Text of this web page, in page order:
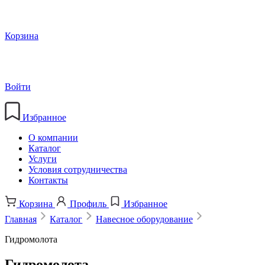
Корзина
Войти
Избранное
О компании
Каталог
Услуги
Условия сотрудничества
Контакты
Корзина Профиль
Избранное
Главная
Каталог
Навесное оборудование
Гидромолота